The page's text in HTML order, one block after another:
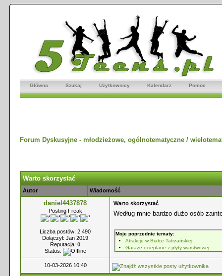
Główna Szukaj Użytkownicy Kalendarz Pomoc
Forum Dyskusyjne - młodzieżowe, ogólnotematyczne /
Warto skorzystać
Autor Wiadomość
daniel4437878
Posting Freak
Liczba postów: 2,490
Dołączył: Jan 2019
Reputacja: 0
Status:
Warto skorzystać
Według mnie bardzo dużo osób
Moje poprzednie tematy:
Atrakcje w Białce Tatrzańskiej
Garaże ocieplane z płyty warstwowej
10-03-2026 10:40